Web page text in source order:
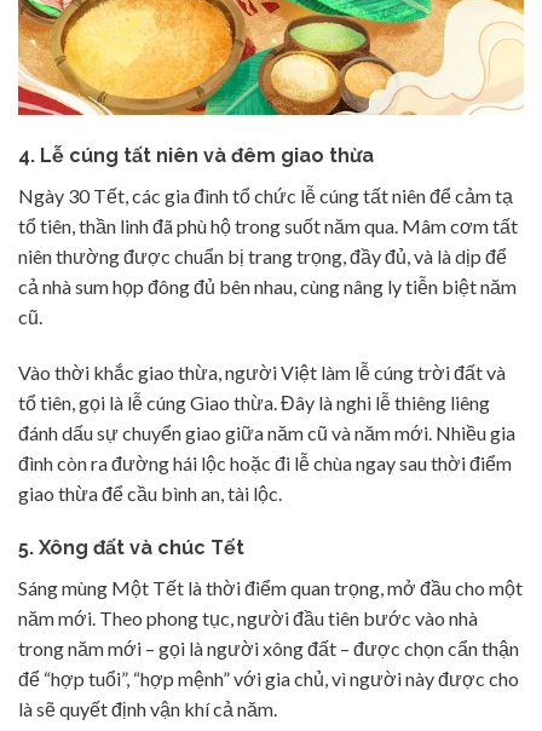
4. Lễ cúng tất niên và đêm giao thừa
Ngày 30 Tết, các gia đình tổ chức lễ cúng tất niên để cảm tạ
tổ tiên, thần linh đã phù hộ trong suốt năm qua. Mâm cơm tất
niên thường được chuẩn bị trang trọng, đầy đủ, và là dịp để
cả nhà sum họp đông đủ bên nhau, cùng nâng ly tiễn biệt năm
cũ.
Vào thời khắc giao thừa, người Việt làm lễ cúng trời đất và
tổ tiên, gọi là lễ cúng Giao thừa. Đây là nghi lễ thiêng liêng
đánh dấu sự chuyển giao giữa năm cũ và năm mới. Nhiều gia
đình còn ra đường hái lộc hoặc đi lễ chùa ngay sau thời điểm
giao thừa để cầu bình an, tài lộc.
5. Xông đất và chúc Tết
Sáng mùng Một Tết là thời điểm quan trọng, mở đầu cho một
năm mới. Theo phong tục, người đầu tiên bước vào nhà
trong năm mới – gọi là người xông đất – được chọn cẩn thận
để “hợp tuổi”, “hợp mệnh” với gia chủ, vì người này được cho
là sẽ quyết định vận khí cả năm.